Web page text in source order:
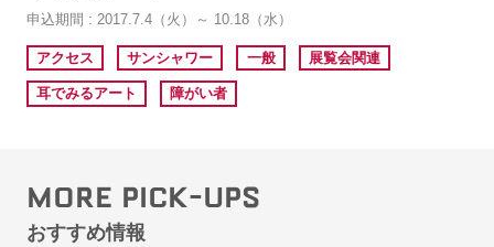
申込期間 : 2017.7.4（火）～ 10.18（水）
アクセス サンシャワー 一般 展覧会関連
耳でみるアート 障がい者
MORE PICK-UPS
おすすめ情報